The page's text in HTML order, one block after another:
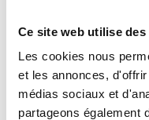
Ce site web utilise des
Les cookies nous
et les annonces,
médias sociaux et
partageons également